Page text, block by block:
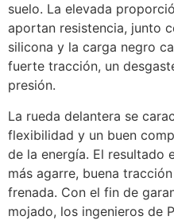
suelo. La elevada
aportan resistencia, junto
silicona y la carga negro
fuerte tracción, un
presión.
La rueda delantera se
flexibilidad y un buen
de la energía. El resultado
más agarre, buena
frenada. Con el fin de
mojado, los ingenieros de